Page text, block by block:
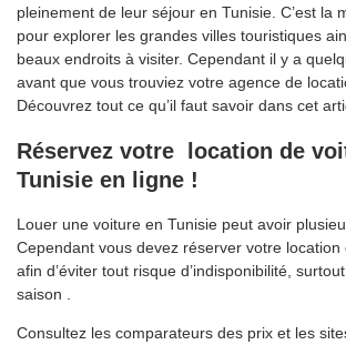
pleinement de leur séjour en Tunisie. C’est la
pour explorer les grandes villes touristiques
beaux endroits à visiter. Cependant il y a
avant que vous trouviez votre agence de
Découvrez tout ce qu’il faut savoir dans cet
Réservez votre location de
Tunisie en ligne !
Louer une voiture en Tunisie peut avoir
Cependant vous devez réserver votre
afin d’éviter tout risque d’indisponibilité,
saison .
Consultez les comparateurs des prix et les